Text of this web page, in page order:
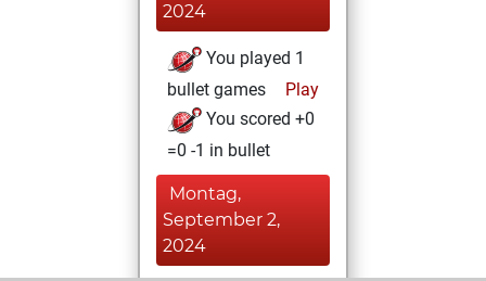
2024
You played 1
bullet games
Play
You scored +0
=0 -1 in bullet
Montag,
September 2,
2024